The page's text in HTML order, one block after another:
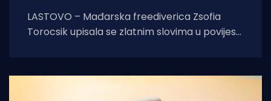
LASTOVO – Mađarska freediverica Zsofia
Torocsik upisala se zlatnim slovima u povijest